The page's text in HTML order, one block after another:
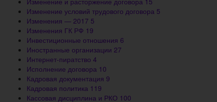
Изменение условий трудового договора 5
Изменения — 2017 5
Изменения ГК РФ 19
Инвестиционные отношения 6
Иностранные организации 27
Интернет-пиратство 4
Исполнение договора 10
Кадровая документация 9
Кадровая политика 119
Кассовая дисциплина и РКО 100